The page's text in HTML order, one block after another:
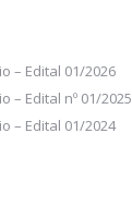
– Edital 01/2026
– Edital nº 01/2025
– Edital 01/2024